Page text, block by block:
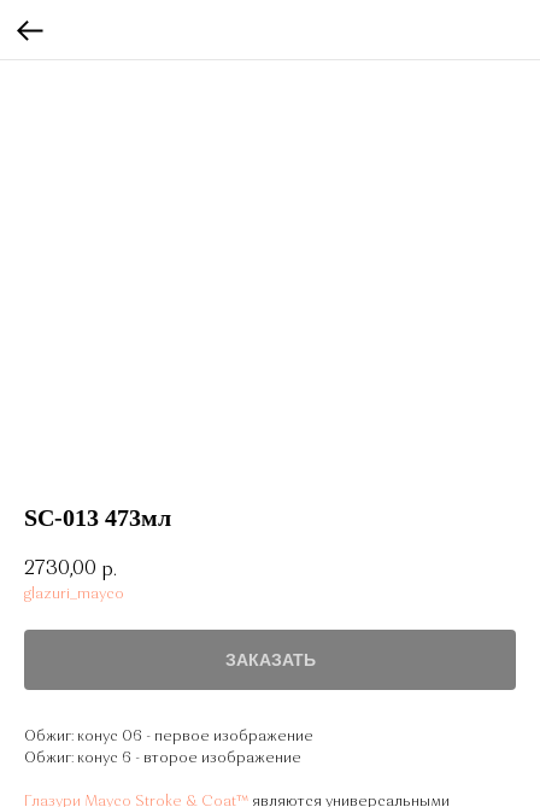
SC-013 473мл
2730,00 р.
glazuri_mayco
ЗАКАЗАТЬ
Обжиг: конус 06 - первое изображение
Обжиг: конус 6 - второе изображение
Глазури Mayco Stroke & Coat™ являются универсальными